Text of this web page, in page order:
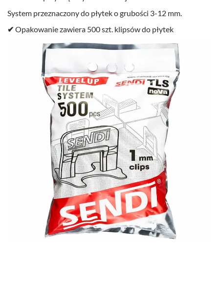
System przeznaczony do płytek o grubości 3-12 mm.
✔ Opakowanie zawiera 500 szt. klipsów do płytek